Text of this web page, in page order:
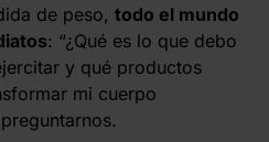
de peso, todo el mundo
: “¿Qué es lo que debo
y qué productos
mi cuerpo